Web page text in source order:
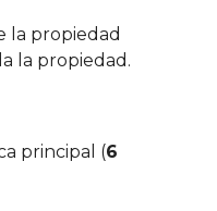
la propiedad
la propiedad.
principal (6